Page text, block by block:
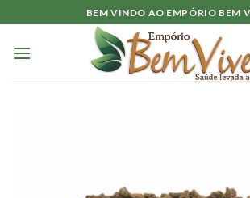
to
content
BEM VINDO AO EMPÓRIO BEM